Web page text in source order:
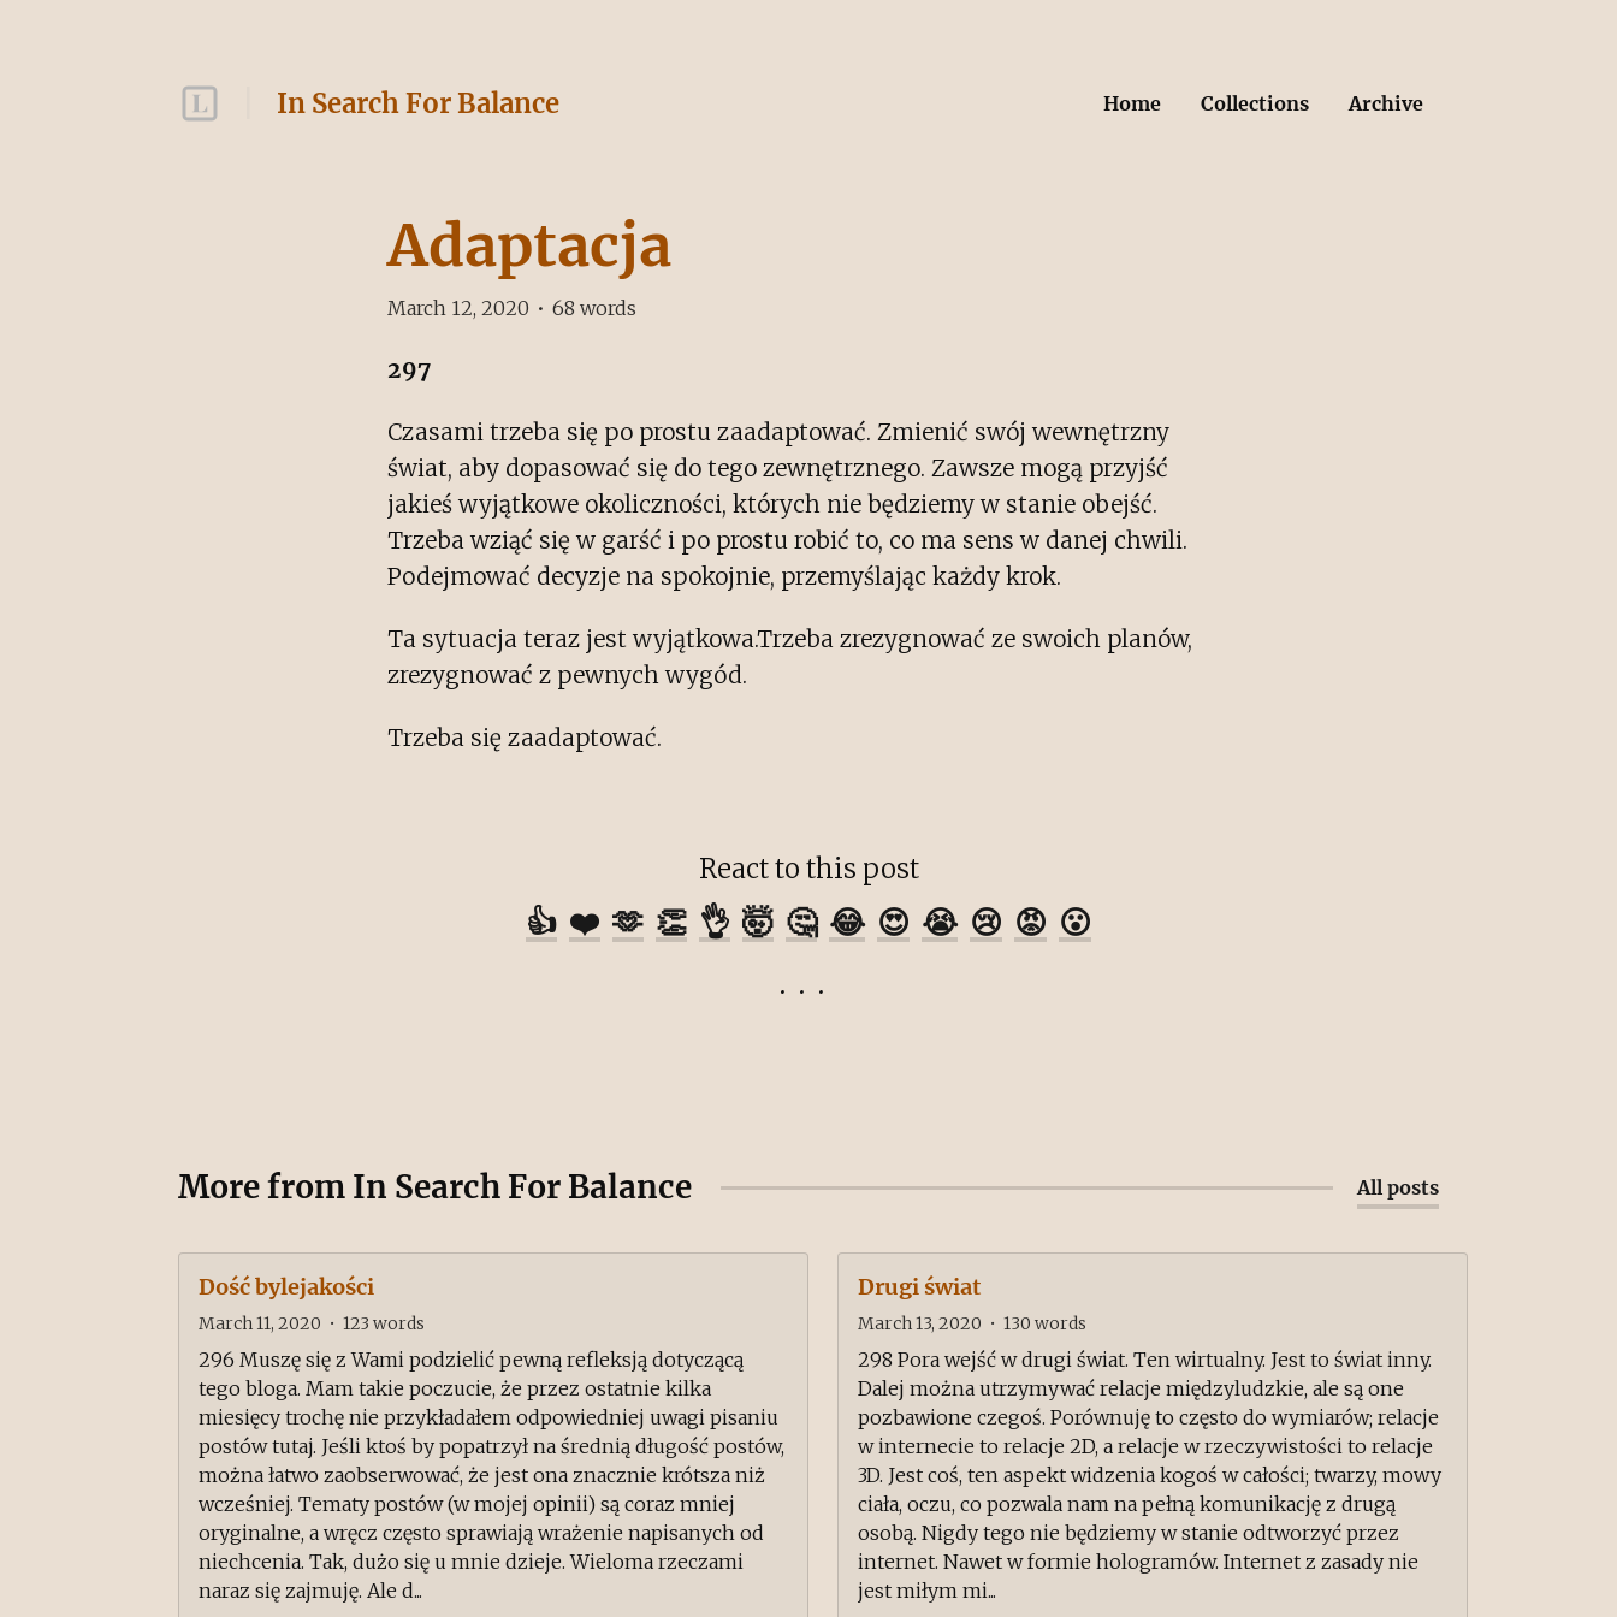
In Search For Balance Home Collections Archive
Adaptacja
March 12, 2020 • 68 words
297
Czasami trzeba się po prostu zaadaptować. Zmienić swój wewnętrzny
świat, aby dopasować się do tego zewnętrznego. Zawsze mogą przyjść
jakieś wyjątkowe okoliczności, których nie będziemy w stanie obejść.
Trzeba wziąć się w garść i po prostu robić to, co ma sens w danej chwili.
Podejmować decyzje na spokojnie, przemyślając każdy krok.
Ta sytuacja teraz jest wyjątkowa.Trzeba zrezygnować ze swoich planów,
zrezygnować z pewnych wygód.
Trzeba się zaadaptować.
React to this post
👍 ❤️ 🫶 👏 👌 🤯 🤔 😂 😍 😭 😢 😡 😮
More from In Search For Balance All posts
Dość bylejakości
March 11, 2020 • 123 words
296 Muszę się z Wami podzielić pewną refleksją dotyczącą
tego bloga. Mam takie poczucie, że przez ostatnie kilka
miesięcy trochę nie przykładałem odpowiedniej uwagi pisaniu
postów tutaj. Jeśli ktoś by popatrzył na średnią długość postów,
można łatwo zaobserwować, że jest ona znacznie krótsza niż
wcześniej. Tematy postów (w mojej opinii) są coraz mniej
oryginalne, a wręcz często sprawiają wrażenie napisanych od
niechcenia. Tak, dużo się u mnie dzieje. Wieloma rzeczami
naraz się zajmuję. Ale d...
Drugi świat
March 13, 2020 • 130 words
298 Pora wejść w drugi świat. Ten wirtualny. Jest to świat inny.
Dalej można utrzymywać relacje międzyludzkie, ale są one
pozbawione czegoś. Porównuję to często do wymiarów; relacje
w internecie to relacje 2D, a relacje w rzeczywistości to relacje
3D. Jest coś, ten aspekt widzenia kogoś w całości; twarzy, mowy
ciała, oczu, co pozwala nam na pełną komunikację z drugą
osobą. Nigdy tego nie będziemy w stanie odtworzyć przez
internet. Nawet w formie hologramów. Internet z zasady nie
jest miłym mi...